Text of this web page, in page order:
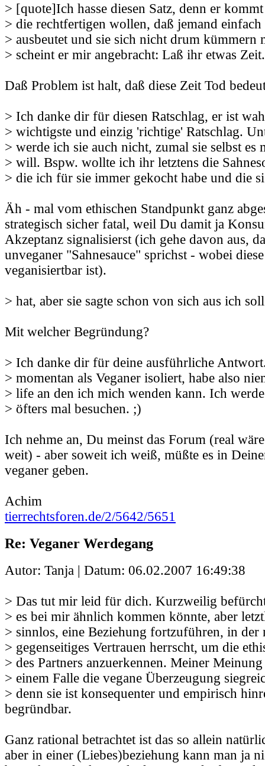
> [quote]Ich hasse diesen Satz, denn er
> die rechtfertigen wollen, daß jemand
> ausbeutet und sie sich nicht drum kümmern
> scheint er mir angebracht: Laß ihr etwas
Daß Problem ist halt, daß diese Zeit Tod
> Ich danke dir für diesen Ratschlag, er ist
> wichtigste und einzig 'richtige' Ratschlag.
> werde ich sie auch nicht, zumal sie selbst es
> will. Bspw. wollte ich ihr letztens die
> die ich für sie immer gekocht habe und die
Äh - mal vom ethischen Standpunkt ganz
strategisch sicher fatal, weil Du damit ja
Akzeptanz signalisierst (ich gehe davon aus,
unveganer "Sahnesauce" sprichst - wobei
veganisiertbar ist).
> hat, aber sie sagte schon von sich aus ich
Mit welcher Begründung?
> Ich danke dir für deine ausführliche
> momentan als Veganer isoliert, habe also
> life an den ich mich wenden kann. Ich
> öfters mal besuchen. ;)
Ich nehme an, Du meinst das Forum (real
weit) - aber soweit ich weiß, müßte es in
veganer geben.
Achim
tierrechtsforen.de/2/5642/5651
Re: Veganer Werdegang
Autor: Tanja | Datum: 06.02.2007 16:49:38
> Das tut mir leid für dich. Kurzweilig
> es bei mir ähnlich kommen könnte, aber
> sinnlos, eine Beziehung fortzuführen, in der
> gegenseitiges Vertrauen herrscht, um die
> des Partners anzuerkennen. Meiner
> einem Falle die vegane Überzeugung
> denn sie ist konsequenter und empirisch
begründbar.
Ganz rational betrachtet ist das so allein
aber in einer (Liebes)beziehung kann man ja